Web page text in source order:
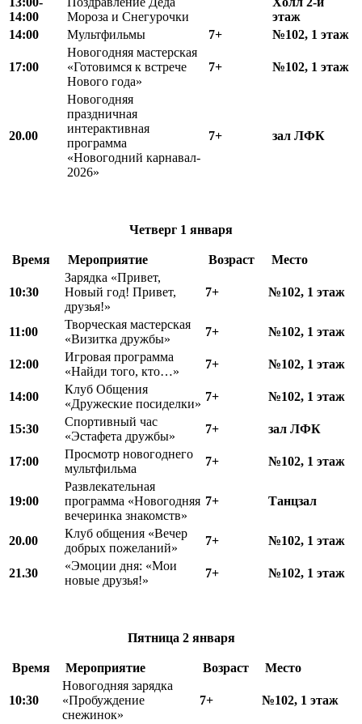
14:00
Мороза и Снегурочки
этаж
14:00 Мультфильмы 7+ №102, 1 этаж
17:00
Новогодняя мастерская
«Готовимся к встрече
Нового года»
7+ №102, 1 этаж
20.00
Новогодняя
праздничная
интерактивная
программа
«Новогодний карнавал-
2026»
7+ зал ЛФК
Четверг 1 января
Время Мероприятие Возраст Место
10:30
Зарядка «Привет,
Новый год! Привет,
друзья!»
7+ №102, 1 этаж
11:00
Творческая мастерская
«Визитка дружбы»
7+ №102, 1 этаж
12:00
Игровая программа
«Найди того, кто…»
7+ №102, 1 этаж
14:00
Клуб Общения
«Дружеские посиделки»
7+ №102, 1 этаж
15:30
Спортивный час
«Эстафета дружбы»
7+ зал ЛФК
17:00
Просмотр новогоднего
мультфильма
7+ №102, 1 этаж
19:00
Развлекательная
программа «Новогодняя
вечеринка знакомств»
7+ Танцзал
20.00
Клуб общения «Вечер
добрых пожеланий»
7+ №102, 1 этаж
21.30
«Эмоции дня: «Мои
новые друзья!»
7+ №102, 1 этаж
Пятница 2 января
Время Мероприятие Возраст Место
10:30
Новогодняя зарядка
«Пробуждение
снежинок»
7+ №102, 1 этаж